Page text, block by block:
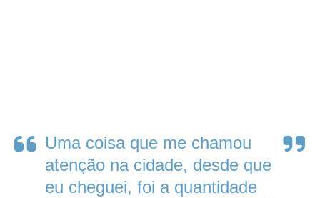
Uma coisa que me chamou
atenção na cidade, desde que
eu cheguei, foi a quantidade